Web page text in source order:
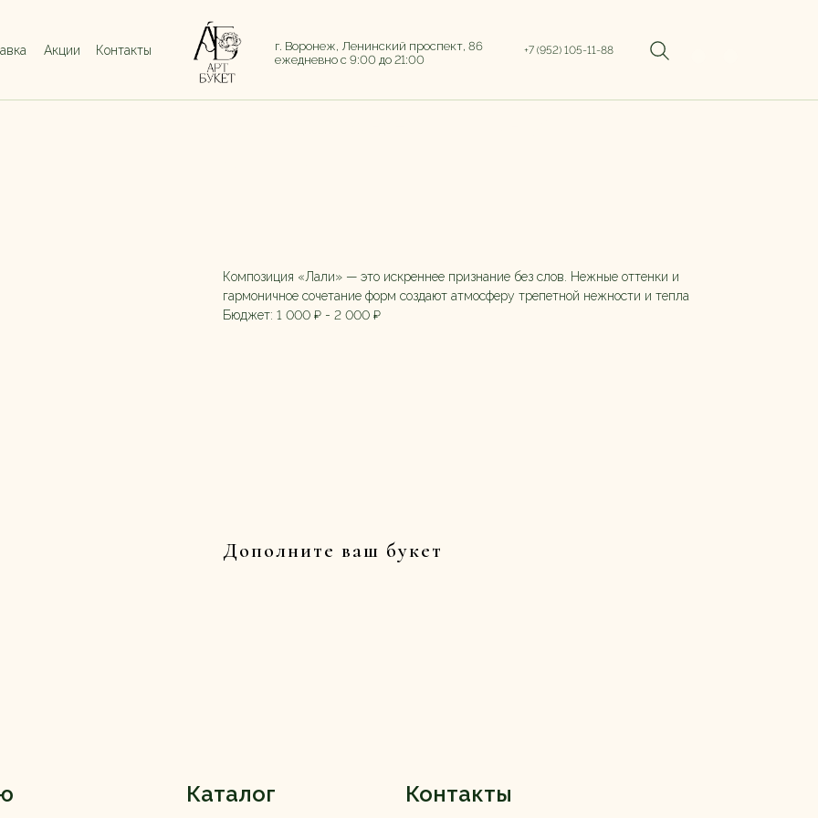
г. Воронеж, Ленинский проспект, 86
ежедневно с 9:00 до 21:00
Акции Контакты +7 (952) 105-11-88
Композиция «Лали» — это искреннее признание без слов. Нежные оттенки и
гармоничное сочетание форм создают атмосферу трепетной нежности и тепла
Бюджет: 1 000 ₽ - 2 000 ₽
Дополните ваш букет
Контакты
Каталог